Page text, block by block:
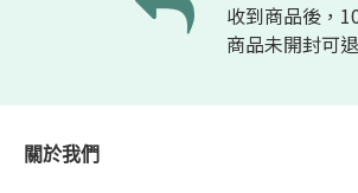
收到商品後，
商品未開封可
關於我們